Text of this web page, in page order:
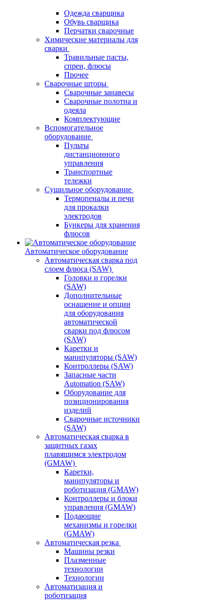
Одежда сварщика
Обувь сварщика
Перчатки сварочные
Химические материалы для
сварки
Травильные пасты,
спреи, флюсы
Прочее
Сварочные шторы
Сварочные занавесы
Сварочные полотна и
одеяла
Комплектующие
Вспомогательное
оборудование
Пульты
дистанционного
управления
Транспортные
тележки
Сушильное оборудование
Термопеналы и печи
для прокалки
электродов
Бункеры для хранения
флюсов
Автоматическое оборудование
Автоматическая сварка под
слоем флюса (SAW)
Головки и горелки
(SAW)
Дополнительные
оснащение и опции
для оборудования
автоматической
сварки под флюсом
(SAW)
Каретки и
манипуляторы (SAW)
Контроллеры (SAW)
Запасные части
Automation (SAW)
Оборудование для
позиционирования
изделий
Сварочные источники
(SAW)
Автоматическая сварка в
защитных газах
плавящимся электродом
(GMAW)
Каретки,
манипуляторы и
роботизация (GMAW)
Контроллеры и блоки
управления (GMAW)
Подающие
механизмы и горелки
(GMAW)
Автоматическая резка
Машины резки
Плазменные
технологии
Технологии
Автоматизация и
роботизация